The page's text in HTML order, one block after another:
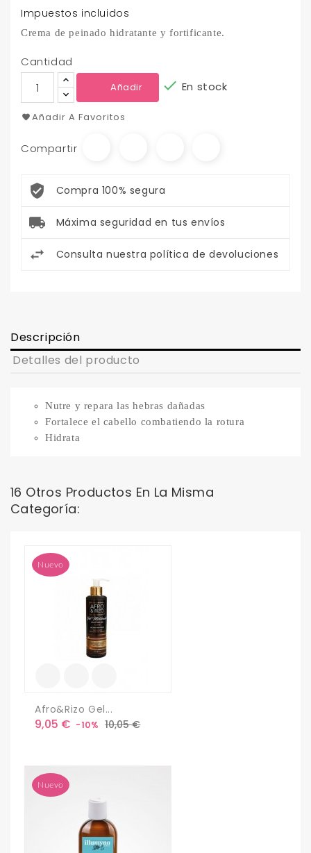
Impuestos incluidos
Crema de peinadohidratante y fortificante.
Cantidad
Añadir  En stock
Añadir A Favoritos
Compartir
Compra 100% segura
Máxima seguridad en tus envíos
Consulta nuestra política de devoluciones
Descripción
Detalles del producto
Nutre y repara las hebras dañadas
Fortalece el cabello combatiendo la rotura
Hidrata
16 Otros Productos En La Misma
Categoría:
Nuevo
Afro&Rizo Gel...
Precio
9,05 € -10% Precio
10,05 €
Nuevo